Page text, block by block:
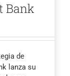
Bank
de
lanza su